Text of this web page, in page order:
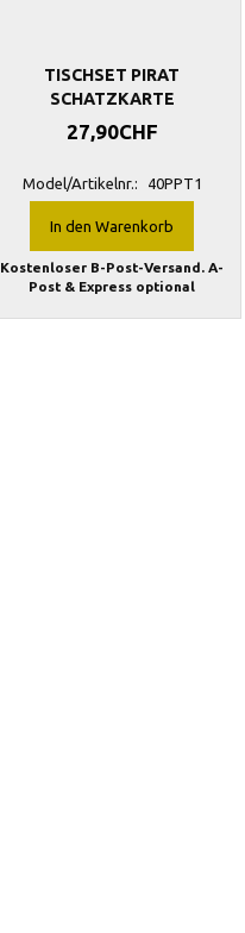
TISCHSET PIRAT
SCHATZKARTE
27,90CHF
Model/Artikelnr.: 40PPT1
In den Warenkorb
Kostenloser B-Post-Versand. A-
Post & Express optional